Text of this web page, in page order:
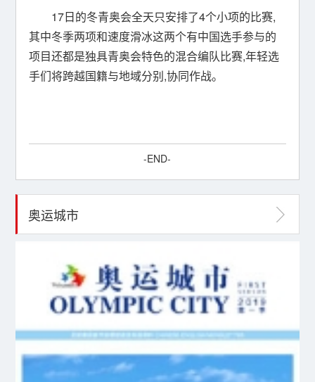
17日的冬青奥会全天只安排了4个小项的比赛,
其中冬季两项和速度滑冰这两个有中国选手参与的
项目还都是独具青奥会特色的混合编队比赛,年轻选
手们将跨越国籍与地域分别,协同作战。
-END-
奥运城市